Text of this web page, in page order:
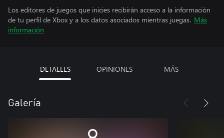
Los editores de juegos que inicies recibirán acceso a la información
de tu perfil de Xbox y a los datos asociados mientras juegas. Más
información
DETALLES OPINIONES MÁS
Galería